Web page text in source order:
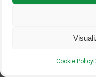
Cookie Policy